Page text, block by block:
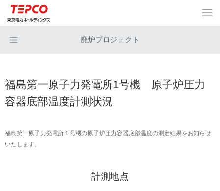
廃炉プロジェクト
福島第一原子力発電所1号機 原子炉圧力
容器底部温度計測状況
福島第一原子力発電所１号機の原子炉圧力容器底部温度の測定結果をお知らせ
いたします。
計測地点